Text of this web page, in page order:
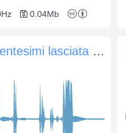
0.04Mb
Una moneta da 50 centesimi lasciata cadere più volte in un barattolo di latta